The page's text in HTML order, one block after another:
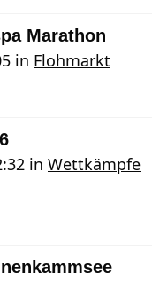
Marathon
in Flohmarkt
in Wettkämpfe